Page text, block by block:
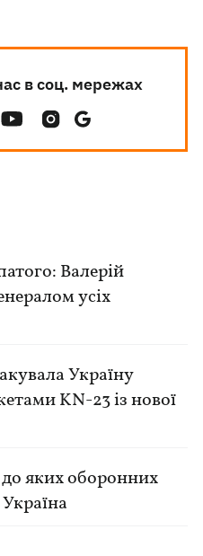
в соц. мережах
Валерій
усіх
Україну
KN-23 із нової
яких оборонних